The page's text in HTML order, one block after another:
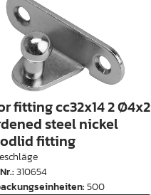
fitting cc32x14 2 Ø4x2
steel nickel
fitting
:310654
:500